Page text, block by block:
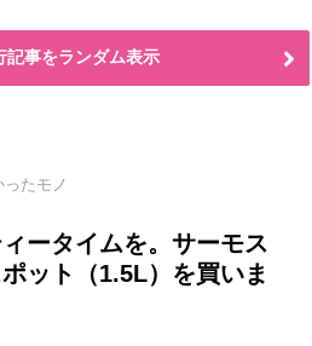
記事をランダム表示
たモノ
ータイムを。サーモス
ット（1.5L）を買いま